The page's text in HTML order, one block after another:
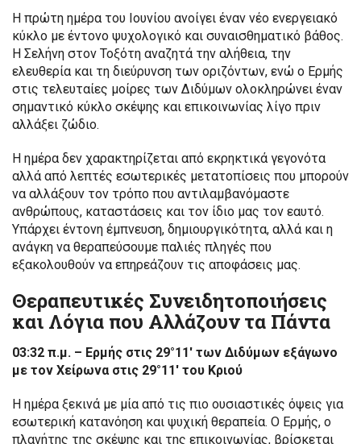
Η πρώτη ημέρα του Ιουνίου ανοίγει έναν νέο ενεργειακό
κύκλο με έντονο ψυχολογικό και συναισθηματικό βάθος.
Η Σελήνη στον Τοξότη αναζητά την αλήθεια, την
ελευθερία και τη διεύρυνση των οριζόντων, ενώ ο Ερμής
στις τελευταίες μοίρες των Διδύμων ολοκληρώνει έναν
σημαντικό κύκλο σκέψης και επικοινωνίας λίγο πριν
αλλάξει ζώδιο.
Η ημέρα δεν χαρακτηρίζεται από εκρηκτικά γεγονότα
αλλά από λεπτές εσωτερικές μετατοπίσεις που μπορούν
να αλλάξουν τον τρόπο που αντιλαμβανόμαστε
ανθρώπους, καταστάσεις και τον ίδιο μας τον εαυτό.
Υπάρχει έντονη έμπνευση, δημιουργικότητα, αλλά και η
ανάγκη να θεραπεύσουμε παλιές πληγές που
εξακολουθούν να επηρεάζουν τις αποφάσεις μας.
Θεραπευτικές Συνειδητοποιήσεις
και Λόγια που Αλλάζουν τα Πάντα
03:32 π.μ. – Ερμής στις 29°11′ των Διδύμων εξάγωνο
με τον Χείρωνα στις 29°11′ του Κριού
Η ημέρα ξεκινά με μία από τις πιο ουσιαστικές όψεις για
εσωτερική κατανόηση και ψυχική θεραπεία. Ο Ερμής, ο
πλανήτης της σκέψης και της επικοινωνίας, βρίσκεται